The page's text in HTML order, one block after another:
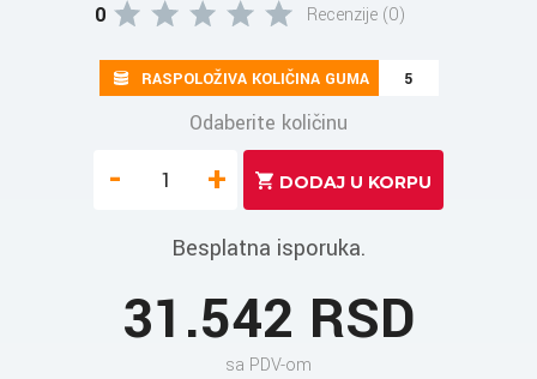
0 Recenzije (0)
RASPOLOŽIVA KOLIČINA GUMA 5
Odaberite količinu
- +
Besplatna isporuka.
31.542 RSD
sa PDV-om